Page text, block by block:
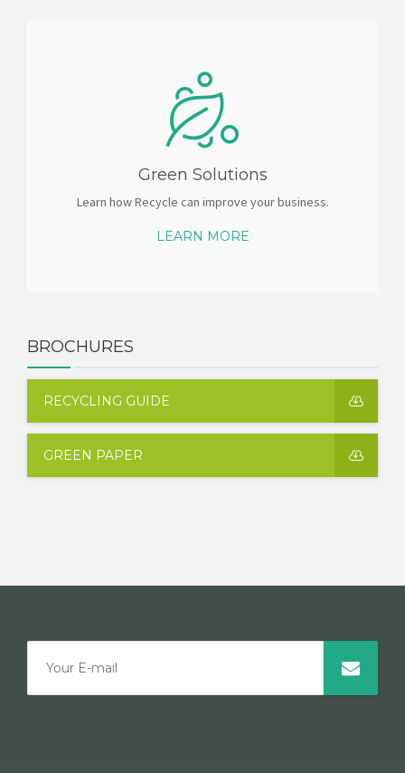
Green Solutions
Learn how Recycle can improve your business.
LEARN MORE
BROCHURES
RECYCLING GUIDE
GREEN PAPER